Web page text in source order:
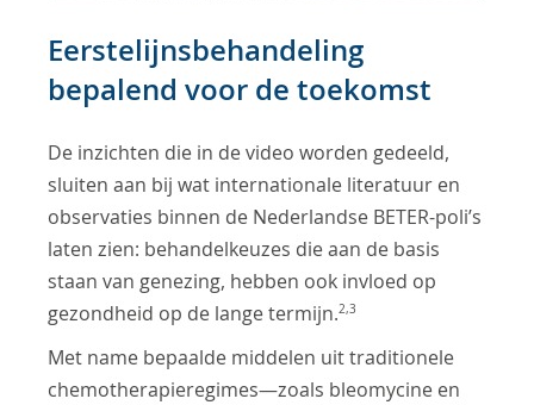
Video
Eerstelijnsbehandeling
bepalend voor de toekomst
De inzichten die in de video worden gedeeld,
sluiten aan bij wat internationale literatuur en
observaties binnen de Nederlandse BETER-poli’s
laten zien: behandelkeuzes die aan de basis
staan van genezing, hebben ook invloed op
gezondheid op de lange termijn.2,3
Met name bepaalde middelen uit traditionele
chemotherapieregimes—zoals bleomycine en